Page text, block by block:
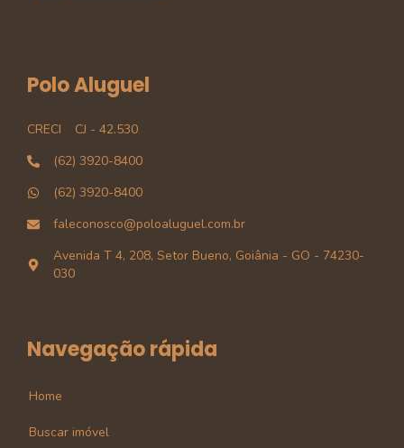
Polo Aluguel
CRECI
CJ - 42.530
(62) 3920-8400
(62) 3920-8400
faleconosco@poloaluguel.com.br
Avenida T 4, 208, Setor Bueno, Goiânia - GO - 74230-
030
Navegação rápida
Home
Buscar imóvel